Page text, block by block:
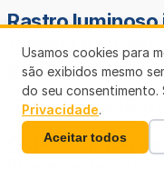
Rastro
Vilhena e
do fenômeno
SERVIÇO PERMANENTE
Cidade Limpa
Usamos cookies para
são exibidos mesmo
do seu consentimento.
Privacidade.
Aceitar todos